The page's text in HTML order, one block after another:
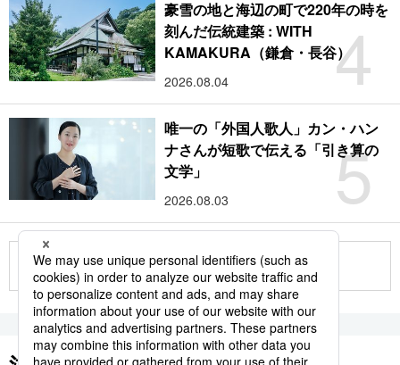
4
豪雪の地と海辺の町で220年の時を
刻んだ伝統建築 : WITH
KAMAKURA（鎌倉・長谷）
2026.08.04
5
唯一の「外国人歌人」カン・ハン
ナさんが短歌で伝える「引き算の
文学」
2026.08.03
もっと見る